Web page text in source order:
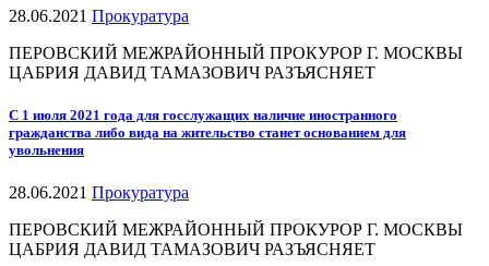
28.06.2021 Прокуратура
ПЕРОВСКИЙ МЕЖРАЙОННЫЙ ПРОКУРОР Г. МОСКВЫ
ЦАБРИЯ ДАВИД ТАМАЗОВИЧ РАЗЪЯСНЯЕТ
С 1 июля 2021 года для госслужащих наличие иностранного
гражданства либо вида на жительство станет основанием для
увольнения
28.06.2021 Прокуратура
ПЕРОВСКИЙ МЕЖРАЙОННЫЙ ПРОКУРОР Г. МОСКВЫ
ЦАБРИЯ ДАВИД ТАМАЗОВИЧ РАЗЪЯСНЯЕТ